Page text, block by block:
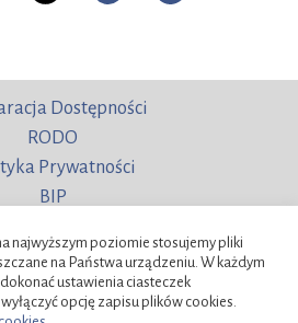
Dostępności
RODO
Prywatności
BIP
najwyższym poziomie stosujemy pliki
na Państwa urządzeniu. W każdym
ustawienia ciasteczek
opcję zapisu plików cookies.